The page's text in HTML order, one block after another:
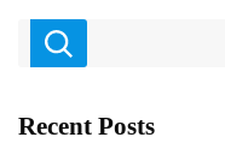
Recent Posts